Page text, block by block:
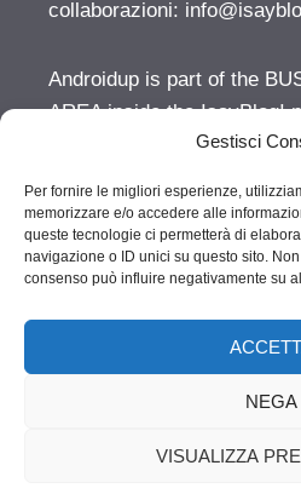
Gestisci
Per fornire le migliori esperienze,
memorizzare e/o accedere alle
queste tecnologie ci permetterà di
navigazione o ID unici su questo sito.
consenso può influire negativamente su
NEGA
VISUALIZZA
collaborazioni:
Androidup is part of the
AREA inside the IsayBlog!
license is owned by
opportunities:
Vuoi pubblicare sul